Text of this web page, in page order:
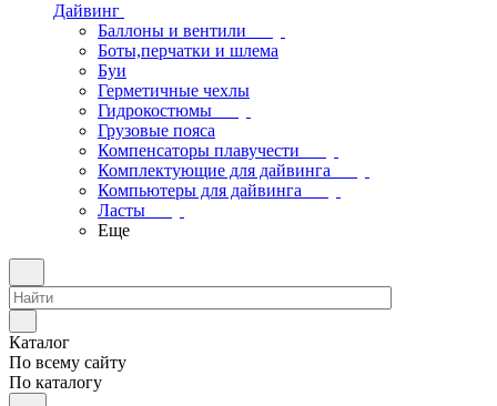
Дайвинг
Баллоны и вентили
Боты,перчатки и шлема
Буи
Герметичные чехлы
Гидрокостюмы
Грузовые пояса
Компенсаторы плавучести
Комплектующие для дайвинга
Компьютеры для дайвинга
Ласты
Еще
Каталог
По всему сайту
По каталогу